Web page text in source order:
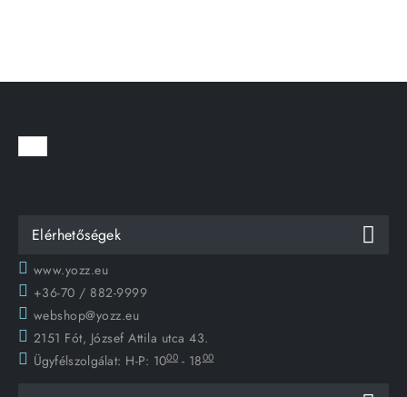
Elérhetőségek
www.yozz.eu
+36-70 / 882-9999
webshop@yozz.eu
2151 Fót, József Attila utca 43.
Ügyfélszolgálat: H-P: 1000 - 1800